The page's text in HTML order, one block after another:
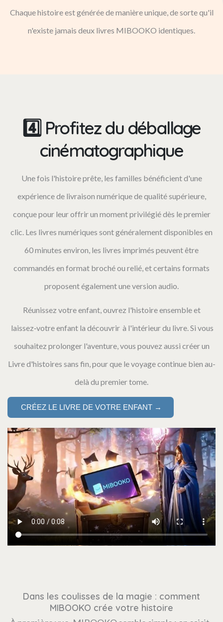
Chaque histoire est générée de manière unique, de sorte qu'il
n'existe jamais deux livres MIBOOKO identiques.
4️⃣ Profitez du déballage
cinématographique
Une fois l'histoire prête, les familles bénéficient d'une
expérience de livraison numérique de qualité supérieure,
conçue pour leur offrir un moment privilégié dès le premier
clic. Les livres numériques sont généralement disponibles en
60 minutes environ, les livres imprimés peuvent être
commandés en format broché ou relié, et certains formats
proposent également une version audio.
Réunissez votre enfant, ouvrez l'histoire ensemble et
laissez‑votre enfant la découvrir à l'intérieur du livre. Si vous
souhaitez prolonger l'aventure, vous pouvez aussi créer un
Livre d'histoires sans fin, pour que le voyage continue bien au-
delà du premier tome.
CRÉEZ LE LIVRE DE VOTRE ENFANT →
Dans les coulisses de la magie : comment
MIBOOKO crée votre histoire